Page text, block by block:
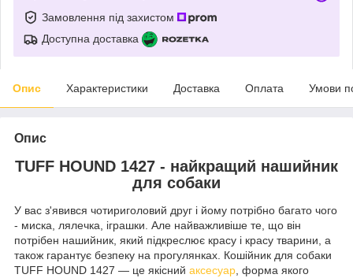
Замовлення під захистом
Доступна доставка
Опис Характеристики Доставка Оплата Умови
Опис
TUFF HOUND 1427 - найкращий нашийник
для собаки
У вас з'явився чотириголовий друг і йому потрібно багато чого
- миска, лялечка, іграшки. Але найважливіше те, що він
потрібен нашийник, який підкреслює красу і красу тварини, а
також гарантує безпеку на прогулянках. Кошійник для собаки
TUFF HOUND 1427 — це якісний аксесуар, форма якого